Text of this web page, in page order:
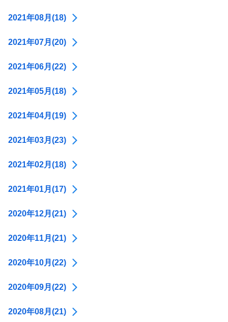
2021年08月(18)
2021年07月(20)
2021年06月(22)
2021年05月(18)
2021年04月(19)
2021年03月(23)
2021年02月(18)
2021年01月(17)
2020年12月(21)
2020年11月(21)
2020年10月(22)
2020年09月(22)
2020年08月(21)